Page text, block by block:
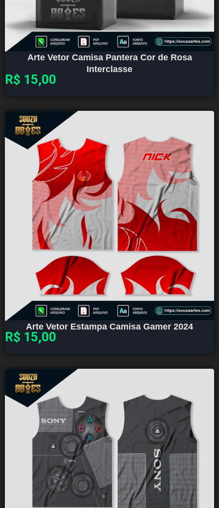
Arte Vetor Camisa Pantera Cor de Rosa
Interclasse
R$ 15,00
Arte Vetor Estampa Camisa Gamer 2024
R$ 15,00